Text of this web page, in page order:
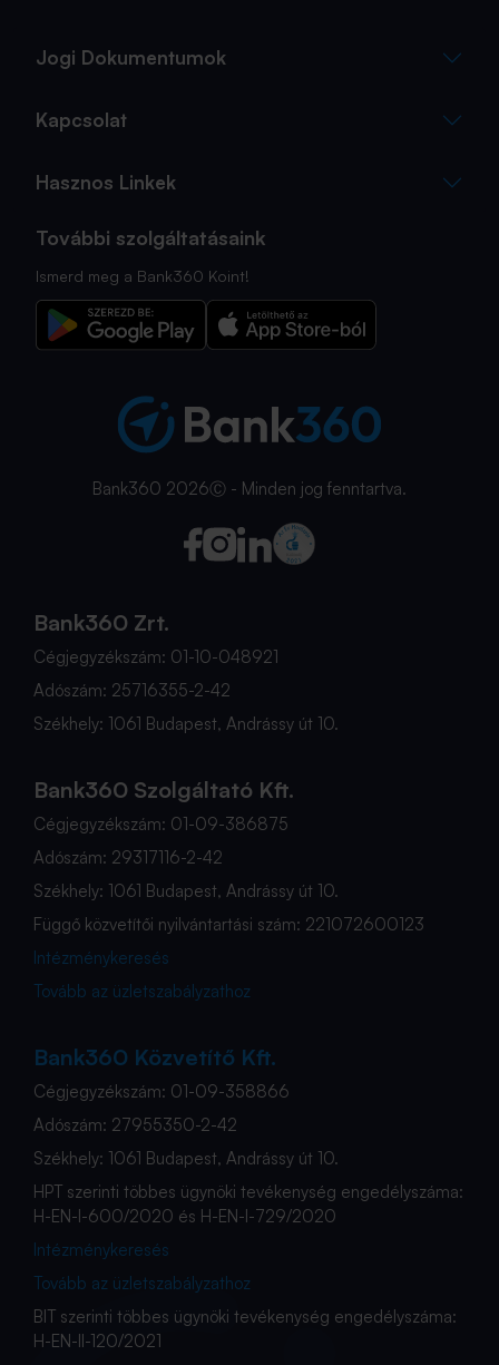
Jogi Dokumentumok
Kapcsolat
Hasznos Linkek
További szolgáltatásaink
Ismerd meg a Bank360 Koint!
Bank360 2026Ⓒ - Minden jog fenntartva.
Bank360 Zrt.
Cégjegyzékszám: 01-10-048921
Adószám: 25716355-2-42
Székhely: 1061 Budapest, Andrássy út 10.
Bank360 Szolgáltató Kft.
Cégjegyzékszám: 01-09-386875
Adószám: 29317116-2-42
Székhely: 1061 Budapest, Andrássy út 10.
Függő közvetítői nyilvántartási szám: 221072600123
Intézménykeresés
Tovább az üzletszabályzathoz
Bank360 Közvetítő Kft.
Cégjegyzékszám: 01-09-358866
Adószám: 27955350-2-42
Székhely: 1061 Budapest, Andrássy út 10.
HPT szerinti többes ügynöki tevékenység engedélyszáma:
H-EN-I-600/2020 és H-EN-I-729/2020
Intézménykeresés
Tovább az üzletszabályzathoz
BIT szerinti többes ügynöki tevékenység engedélyszáma:
H-EN-II-120/2021